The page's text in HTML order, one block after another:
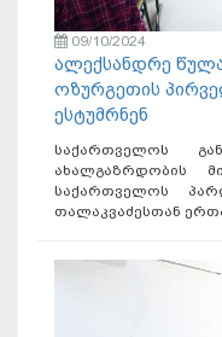
09/10/2024
ალექსანდრე
ოზურგეთის
ესტუმრნენ
საქართველოს
ახალგაზრდობის
საქართველოს
თალაკვაძესთან